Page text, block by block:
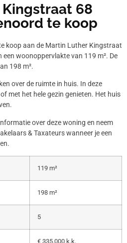
68
te koop
koop aan de Martin Luther Kingstraat
een woonoppervlakte van 119 m². De
198 m².
over de ruimte in huis. In deze
met het hele gezin genieten. Het huis
over deze woning en neem
& Taxateurs wanneer je een
119 m²
198 m²
5
€ 335.000 k.k.